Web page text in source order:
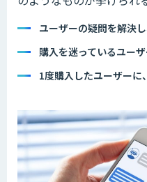
ユーザーの疑問を解決
購入を迷っているユー
1度購入したユーザーに